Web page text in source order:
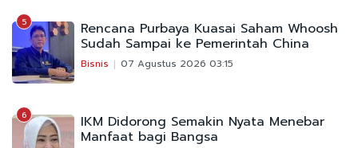
5 Rencana Purbaya Kuasai Saham Whoosh
Sudah Sampai ke Pemerintah China
Bisnis 07 Agustus 2026 03:15
6 IKM Didorong Semakin Nyata Menebar
Manfaat bagi Bangsa